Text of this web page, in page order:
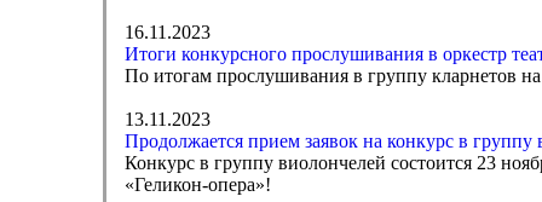
16.11.2023
Итоги конкурсного прослушивания в оркестр
По итогам прослушивания в группу кларнетов
13.11.2023
Продолжается прием заявок на конкурс в группу
Конкурс в группу виолончелей состоится 23
«Геликон-опера»!